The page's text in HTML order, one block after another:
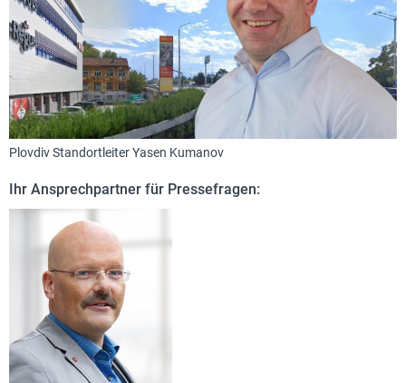
Plovdiv Standortleiter Yasen Kumanov
Ihr Ansprechpartner für Pressefragen: